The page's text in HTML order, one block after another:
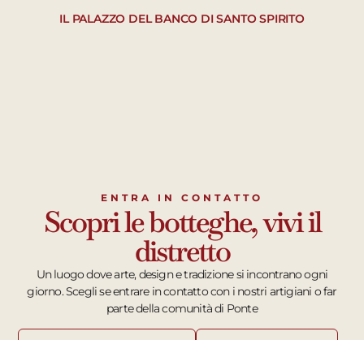
IL PALAZZO DEL BANCO DI SANTO SPIRITO
ENTRA IN CONTATTO
Scopri le botteghe, vivi il
distretto
Un luogo dove arte, design e tradizione si incontrano ogni
giorno. Scegli se entrare in contatto con i nostri artigiani o far
parte della comunità di Ponte